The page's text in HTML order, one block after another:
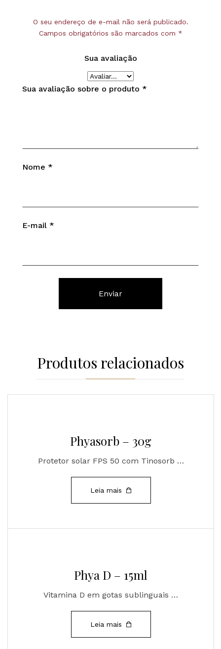
O seu endereço de e-mail não será publicado.
Campos obrigatórios são marcados com *
Sua avaliação
Sua avaliação sobre o produto *
Nome *
E-mail *
Produtos relacionados
Phyasorb – 30g
Protetor solar FPS 50 com Tinosorb …
Leia mais
Phya D – 15ml
Vitamina D em gotas sublinguais …
Leia mais